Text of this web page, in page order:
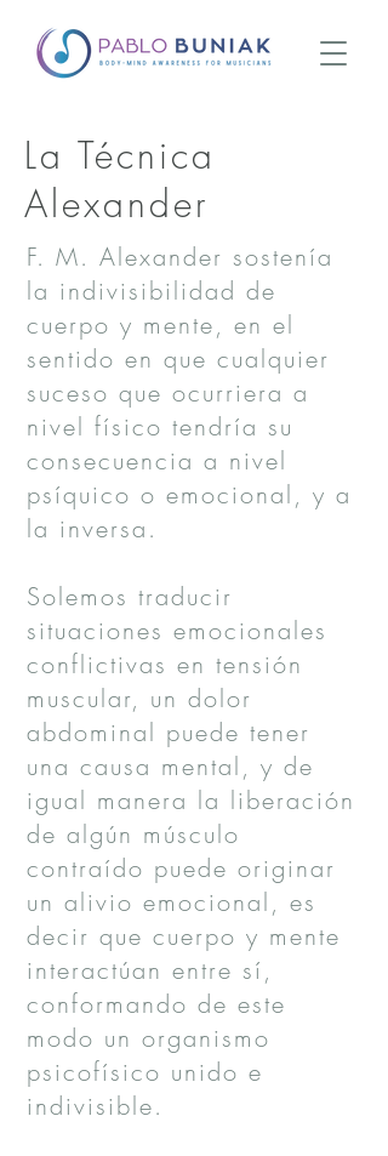
La Técnica
Alexander
F. M. Alexander sostenía
la indivisibilidad de
cuerpo y mente, en el
sentido en que cualquier
suceso que ocurriera a
nivel físico tendría su
consecuencia a nivel
psíquico o emocional, y a
la inversa.
Solemos traducir
situaciones emocionales
conflictivas en tensión
muscular, un dolor
abdominal puede tener
una causa mental, y de
igual manera la liberación
de algún músculo
contraído puede originar
un alivio emocional, es
decir que cuerpo y mente
interactúan entre sí,
conformando de este
modo un organismo
psicofísico unido e
indivisible.